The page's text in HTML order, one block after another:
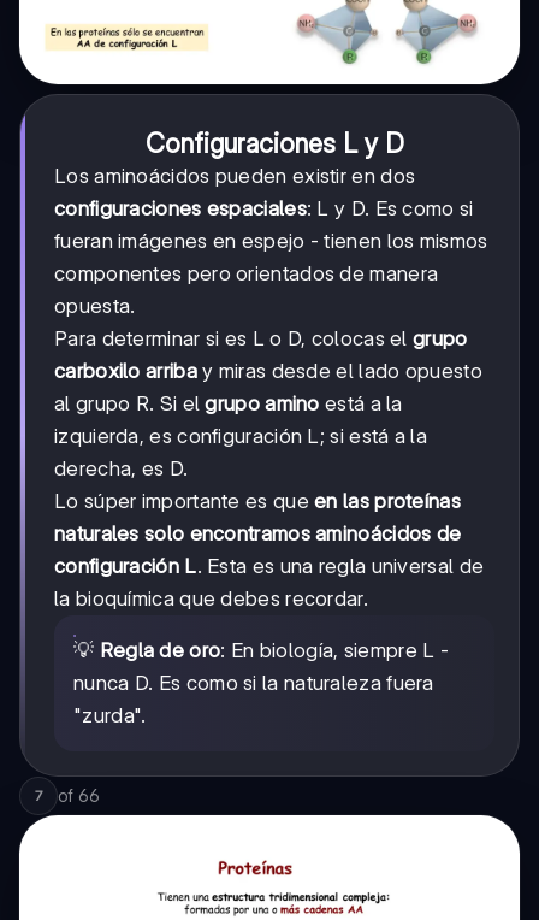
Configuraciones L y D
Los aminoácidos pueden existir en dos
configuraciones espaciales: L y D. Es como si
fueran imágenes en espejo - tienen los mismos
componentes pero orientados de manera
opuesta.
Para determinar si es L o D, colocas el grupo
carboxilo arribay miras desde el lado opuesto
al grupo R. Si elgrupo amino está a la
izquierda, es configuración L; si está a la
derecha, es D.
Lo súper importante es queen las proteínas
naturales solo encontramos aminoácidos de
configuración L. Esta es una regla universal de
la bioquímica que debes recordar.
💡 Regla de oro: En biología, siempre L -
nunca D. Es como si la naturaleza fuera
"zurda".
7 of 66